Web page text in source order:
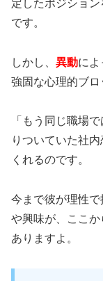
定したポジショ
です。
しかし、 異動によ
強固な心理的ブロ
「もう同じ職場
りついていた社
くれるのです。
今まで彼が理性
や興味が、ここ
ありますよ。